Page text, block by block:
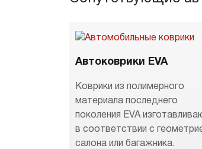
Автоковрики EVA
Коврики из полимерного
материала последнего
поколения EVA
в соответствии с
салона или багажника.